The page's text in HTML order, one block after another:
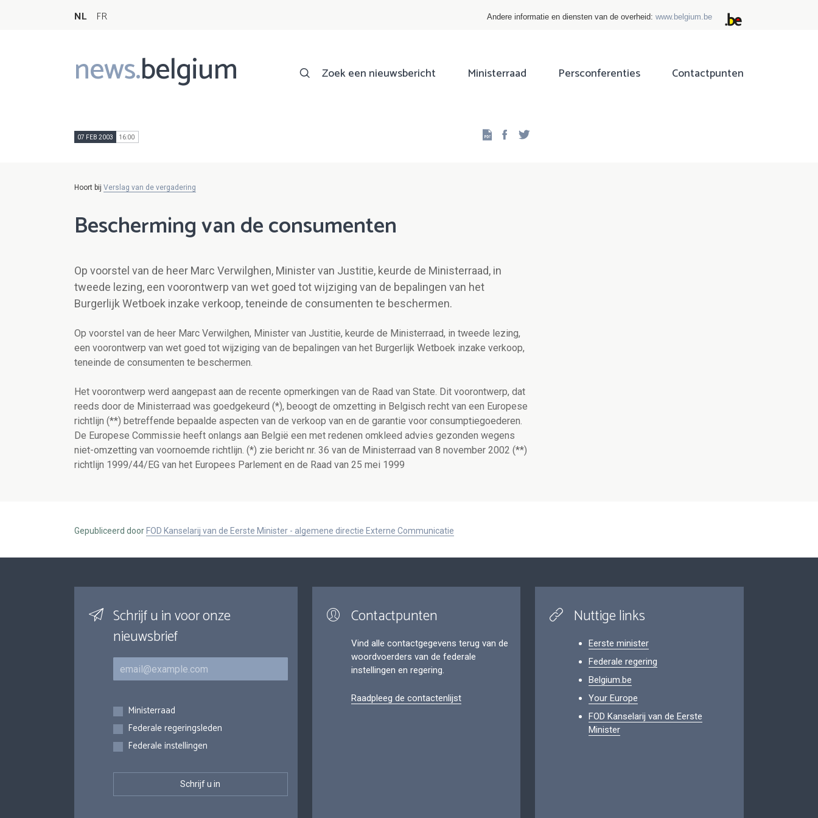
NL FR Andere informatie en diensten van de overheid: www.belgium.be
news.belgium
Main
navigation
Zoek een nieuwsbericht Ministerraad Persconferenties Contactpunten
07 FEB 2003 16:00 Facebook
Hoort bij Verslag van de vergadering
Bescherming van de consumenten
Op voorstel van de heer Marc Verwilghen, Minister van Justitie, keurde de Ministerraad, in
tweede lezing, een voorontwerp van wet goed tot wijziging van de bepalingen van het
Burgerlijk Wetboek inzake verkoop, teneinde de consumenten te beschermen.
Op voorstel van de heer Marc Verwilghen, Minister van Justitie, keurde de Ministerraad, in tweede lezing,
een voorontwerp van wet goed tot wijziging van de bepalingen van het Burgerlijk Wetboek inzake verkoop,
teneinde de consumenten te beschermen.
Het voorontwerp werd aangepast aan de recente opmerkingen van de Raad van State. Dit voorontwerp, dat
reeds door de Ministerraad was goedgekeurd (*), beoogt de omzetting in Belgisch recht van een Europese
richtlijn (**) betreffende bepaalde aspecten van de verkoop van en de garantie voor consumptiegoederen.
De Europese Commissie heeft onlangs aan België een met redenen omkleed advies gezonden wegens
niet-omzetting van voornoemde richtlijn. (*) zie bericht nr. 36 van de Ministerraad van 8 november 2002 (**)
richtlijn 1999/44/EG van het Europees Parlement en de Raad van 25 mei 1999
Gepubliceerd door FOD Kanselarij van de Eerste Minister - algemene directie Externe Communicatie
Schrijf u in voor onze
nieuwsbrief
E-mail
Inschrijvingen
Ministerraad
Federale regeringsleden
Federale instellingen
Contactpunten
Vind alle contactgegevens terug van de
woordvoerders van de federale
instellingen en regering.
Raadpleeg de contactenlijst
Nuttige links
Eerste minister
Federale regering
Belgium.be
Your Europe
FOD Kanselarij van de Eerste
Minister